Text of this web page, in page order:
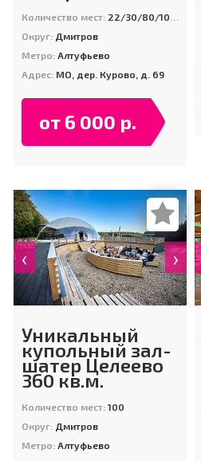
Количество мест: 22/30/80/100/180/200
Округ: Дмитров
Метро:Алтуфьево
Адрес: МО, дер. Курово, д. 69
от 6 000 р.
‹ ›
Уникальный
купольный зал-
шатер Целеево
360 кв.м.
Количество мест:100
Округ: Дмитров
Метро:Алтуфьево